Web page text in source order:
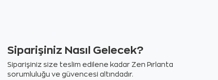
Siparişiniz Nasıl Gelecek?
Siparişiniz size teslim edilene kadar Zen Pırlanta
sorumluluğu ve güvencesi altındadır.